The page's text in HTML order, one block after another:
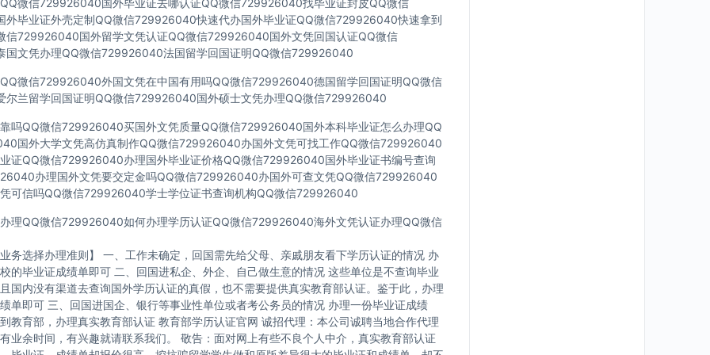
微信729926040国外毕业证去哪认证QQ微信729926040找毕业证封皮QQ微信
毕业证外壳定制QQ微信729926040快速代办国外毕业证QQ微信729926040快速拿到
信729926040国外留学文凭认证QQ微信729926040国外文凭回国认证QQ微信
文凭办理QQ微信729926040法国留学回国证明QQ微信729926040
微信729926040外国文凭在中国有用吗QQ微信729926040德国留学回国证明QQ微信
兰留学回国证明QQ微信729926040国外硕士文凭办理QQ微信729926040
吗QQ微信729926040买国外文凭质量QQ微信729926040国外本科毕业证怎么办理QQ
国外大学文凭高仿真制作QQ微信729926040办国外文凭可找工作QQ微信729926040
证QQ微信729926040办理国外毕业证价格QQ微信729926040国外毕业证书编号查询
办理国外文凭要交定金吗QQ微信729926040办国外可查文凭QQ微信729926040
可信吗QQ微信729926040学士学位证书查询机构QQ微信729926040
理QQ微信729926040如何办理学历认证QQ微信729926040海外文凭认证办理QQ微信
务选择办理准则】 一、工作未确定，回国需先给父母、亲戚朋友看下学历认证的情况 办
的毕业证成绩单即可 二、回国进私企、外企、自己做生意的情况 这些单位是不查询毕业
国内没有渠道去查询国外学历认证的真假，也不需要提供真实教育部认证。鉴于此，办理
单即可 三、回国进国企、银行等事业性单位或者考公务员的情况 办理一份毕业证成绩
教育部，办理真实教育部认证 教育部学历认证官网 诚招代理：本公司诚聘当地合作代理
业余时间，有兴趣就请联系我们。 敬告：面对网上有些不良个人中介，真实教育部认证